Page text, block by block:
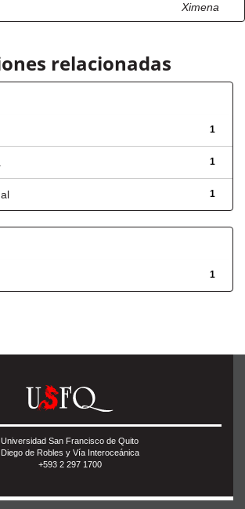
Ximena
relacionadas
1
1
1
1
Universidad San Francisco de Quito
Diego de Robles y Vía Interoceánica
+593 2 297 1700